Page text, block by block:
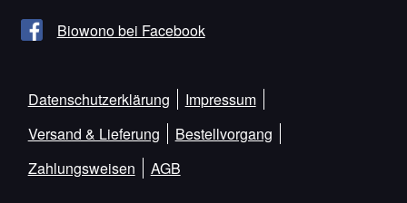
Biowono bei Facebook
Datenschutzerklärung
Impressum
Versand & Lieferung
Bestellvorgang
Zahlungsweisen
AGB